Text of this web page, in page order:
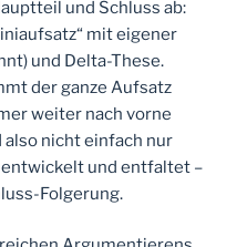
und Schluss ab:
mit eigener
und Delta-These.
der ganze Aufsatz
weiter nach vorne
also nicht einfach nur
und entfaltet –
Folgerung.